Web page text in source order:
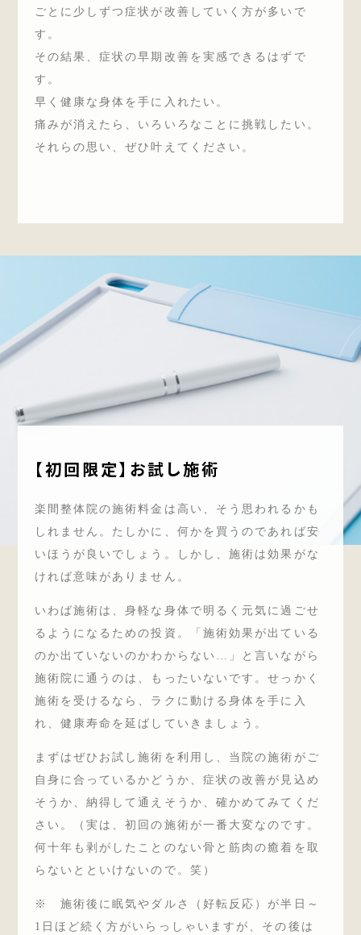
ごとに少しずつ症状が改善していく方が多いで
す。
その結果、症状の早期改善を実感できるはずで
す。
早く健康な身体を手に入れたい。
痛みが消えたら、いろいろなことに挑戦したい。
それらの思い、ぜひ叶えてください。
【初回限定】お試し施術
楽間整体院の施術料金は高い、そう思われるかも
しれません。たしかに、何かを買うのであれば安
いほうが良いでしょう。しかし、施術は効果がな
ければ意味がありません。
いわば施術は、身軽な身体で明るく元気に過ごせ
るようになるための投資。「施術効果が出ている
のか出ていないのかわからない…」と言いながら
施術院に通うのは、もったいないです。せっかく
施術を受けるなら、ラクに動ける身体を手に入
れ、健康寿命を延ばしていきましょう。
まずはぜひお試し施術を利用し、当院の施術がご
自身に合っているかどうか、症状の改善が見込め
そうか、納得して通えそうか、確かめてみてくだ
さい。（実は、初回の施術が一番大変なのです。
何十年も剥がしたことのない骨と筋肉の癒着を取
らないとといけないので。笑）
※ 施術後に眠気やダルさ（好転反応）が半日～
1日ほど続く方がいらっしゃいますが、その後は